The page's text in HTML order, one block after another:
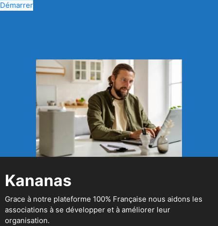
Démarrer
Kananas
Grace à notre plateforme 100% Française nous aidons les
associations à se développer et à améliorer leur
organisation.